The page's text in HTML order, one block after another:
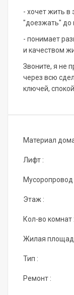
- хочет жить в
"доезжать" до
- понимает
и качеством
Звоните, я не
через всю
ключей,
Материал
Лифт :
Мусоропровод
Этаж :
Кол-во комнат :
Жилая
Тип :
Ремонт :